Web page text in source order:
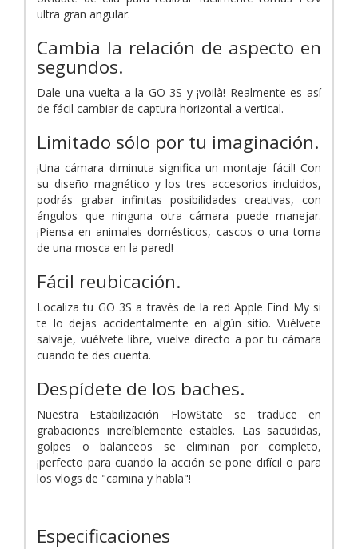
ultra gran angular.
Cambia la relación de aspecto en
segundos.
Dale una vuelta a la GO 3S y ¡voilà! Realmente es así
de fácil cambiar de captura horizontal a vertical.
Limitado sólo por tu imaginación.
¡Una cámara diminuta significa un montaje fácil! Con
su diseño magnético y los tres accesorios incluidos,
podrás grabar infinitas posibilidades creativas, con
ángulos que ninguna otra cámara puede manejar.
¡Piensa en animales domésticos, cascos o una toma
de una mosca en la pared!
Fácil reubicación.
Localiza tu GO 3S a través de la red Apple Find My si
te lo dejas accidentalmente en algún sitio. Vuélvete
salvaje, vuélvete libre, vuelve directo a por tu cámara
cuando te des cuenta.
Despídete de los baches.
Nuestra Estabilización FlowState se traduce en
grabaciones increíblemente estables. Las sacudidas,
golpes o balanceos se eliminan por completo,
¡perfecto para cuando la acción se pone difícil o para
los vlogs de "camina y habla"!
Especificaciones